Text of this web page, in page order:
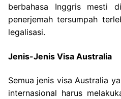
berbahasa Inggris mesti
penerjemah tersumpah
legalisasi.
Jenis-Jenis Visa Australia
Semua jenis visa Australia
internasional harus